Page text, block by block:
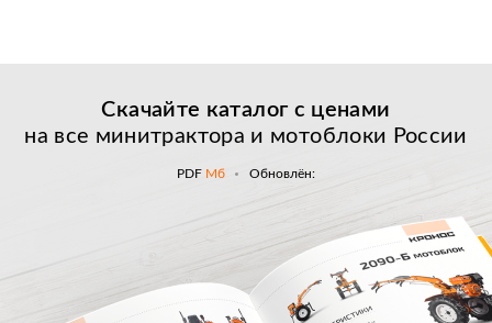
Скачайте каталог с ценами
на все минитрактора и мотоблоки России
PDF Мб Обновлён: